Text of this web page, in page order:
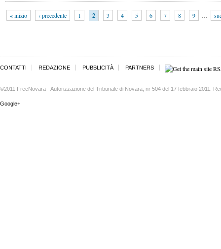
« inizio ‹ precedente 1 2 3 4 5 6 7 8 9 …
CONTATTI REDAZIONE PUBBLICITÀ PARTNERS
©2011 FreeNovara - Autorizzazione del Tribunale di Novara, nr 504 del 17 febbraio 2011.
Google+